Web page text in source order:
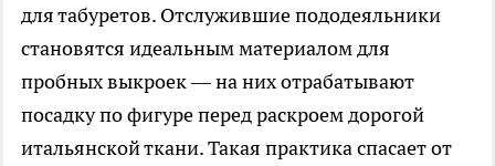
для табуретов. Отслужившие пододеяльники
становятся идеальным материалом для
пробных выкроек — на них отрабатывают
посадку по фигуре перед раскроем дорогой
итальянской ткани. Такая практика спасает от